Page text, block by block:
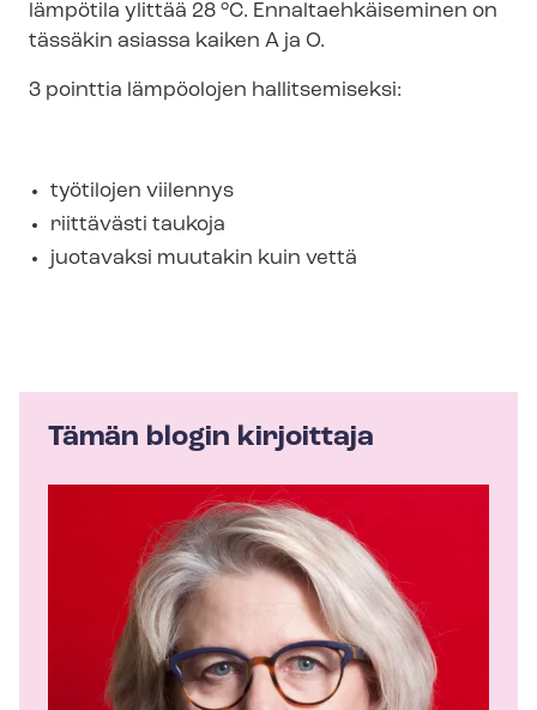
lämpötila ylittää 28 °C. En­nal­taeh­käi­se­mi­nen on
tässäkin asiassa kaiken A ja O.
3 pointtia lämpöolojen hallitsemiseksi:
työtilojen viilennys
riittävästi taukoja
juotavaksi muutakin kuin vettä
Tämän blogin kirjoittaja